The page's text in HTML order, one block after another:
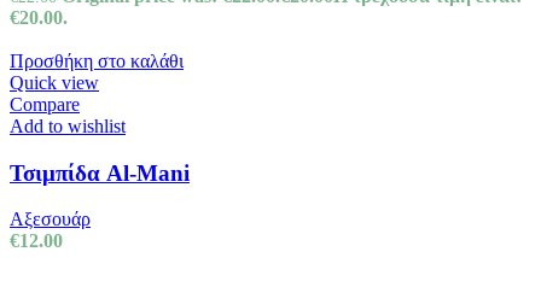
€20.00.
Προσθήκη στο καλάθι
Quick view
Compare
Add to wishlist
Τσιμπίδα Al-Mani
Αξεσουάρ
€12.00